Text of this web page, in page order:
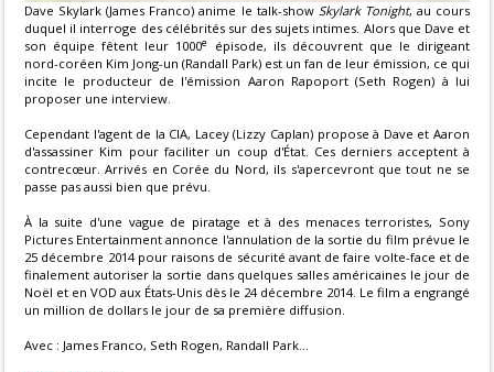
Dave Skylark (James Franco) anime le talk-show Skylark Tonight, au cours
duquel il interroge des célébrités sur des sujets intimes. Alors que Dave et
son équipe fêtent leur 1000e
épisode, ils découvrent que le dirigeant
nord-coréen Kim Jong-un (Randall Park) est un fan de leur émission, ce qui
incite le producteur de l'émission Aaron Rapoport (Seth Rogen) à lui
proposer une interview.
Cependant l'agent de la CIA, Lacey (Lizzy Caplan) propose à Dave et Aaron
d'assassiner Kim pour faciliter un coup d'État. Ces derniers acceptent à
contrecœur. Arrivés en Corée du Nord, ils s'apercevront que tout ne se
passe pas aussi bien que prévu.
À la suite d'une vague de piratage et à des menaces terroristes, Sony
Pictures Entertainment annonce l'annulation de la sortie du film prévue le
25 décembre 2014 pour raisons de sécurité avant de faire volte-face et de
finalement autoriser la sortie dans quelques salles américaines le jour de
Noël et en VOD aux États-Unis dès le 24 décembre 2014. Le film a engrangé
un million de dollars le jour de sa première diffusion.
Avec : James Franco, Seth Rogen, Randall Park...